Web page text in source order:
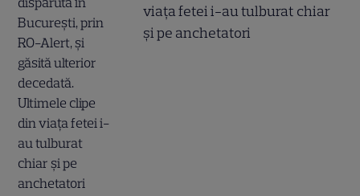
viața fetei i-au tulburat chiar
și pe anchetatori